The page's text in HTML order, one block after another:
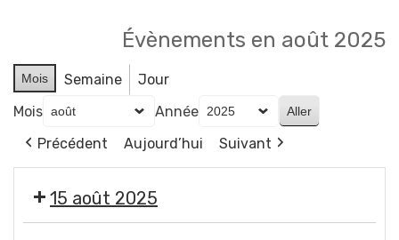
Évènements en août 2025
Mois Semaine
Jour
Mois
Année
Précédent
Aujourd’hui Suivant
15 août 2025